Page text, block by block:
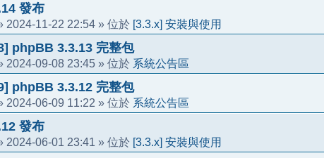
發布
2024-11-22 22:54 » 位於 [3.3.x] 安裝與使用
phpBB 3.3.13 完整包
2024-09-08 23:45 » 位於 系統公告區
phpBB 3.3.12 完整包
2024-06-09 11:22 » 位於 系統公告區
發布
2024-06-01 23:41 » 位於 [3.3.x] 安裝與使用